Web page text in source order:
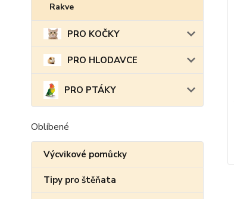
Rakve
PRO KOČKY
PRO HLODAVCE
PRO PTÁKY
Oblíbené
Výcvikové pomůcky
Tipy pro štěňata